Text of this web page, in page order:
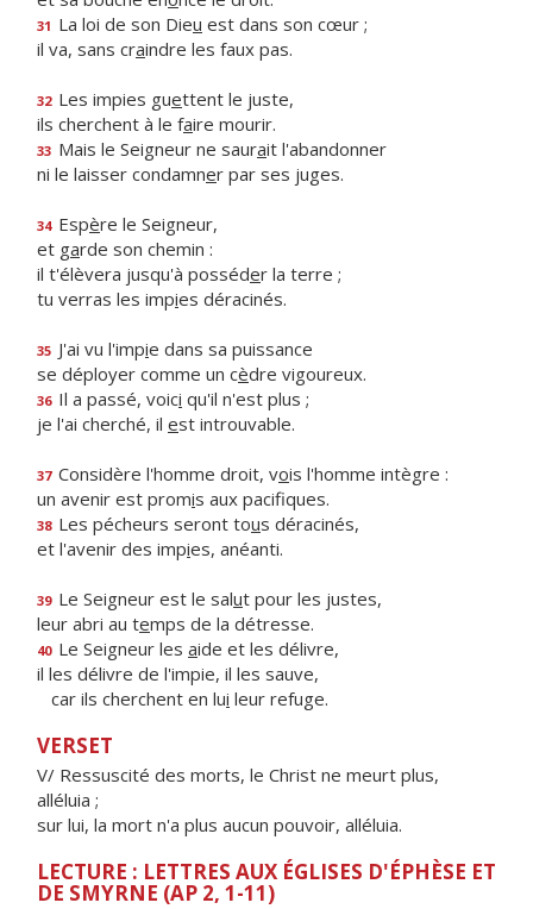
31 La loi de son Dieu est dans son cœur ;
il va, sans craindre les faux pas.
32 Les impies guettent le juste,
ils cherchent à le faire mourir.
33 Mais le Seigneur ne saurait l'abandonner
ni le laisser condamner par ses juges.
34 Espère le Seigneur,
et garde son chemin :
il t'élèvera jusqu'à posséder la terre ;
tu verras les impies déracinés.
35 J'ai vu l'impie dans sa puissance
se déployer comme un cèdre vigoureux.
36 Il a passé, voici qu'il n'est plus ;
je l'ai cherché, il est introuvable.
37 Considère l'homme droit, vois l'homme intègre :
un avenir est promis aux pacifiques.
38 Les pécheurs seront tous déracinés,
et l'avenir des impies, anéanti.
39 Le Seigneur est le salut pour les justes,
leur abri au temps de la détresse.
40 Le Seigneur les aide et les délivre,
il les délivre de l'impie, il les sauve,
car ils cherchent en lui leur refuge.
VERSET
V/ Ressuscité des morts, le Christ ne meurt plus,
alléluia ;
sur lui, la mort n'a plus aucun pouvoir, alléluia.
LECTURE : LETTRES AUX ÉGLISES D'ÉPHÈSE ET
DE SMYRNE (AP 2, 1-11)